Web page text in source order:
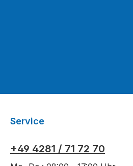
Service
+49 4281 / 71 72 70